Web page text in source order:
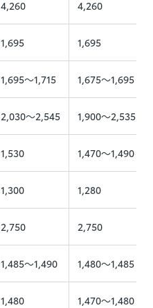
4,260 4,260
1,695 1,695
1,695〜1,715 1,675～1,695
2,030〜2,545 1,900〜2,535
1,530 1,470〜1,490
1,300 1,280
2,750 2,750
1,485〜1,490 1,480〜1,485
1,480 1,470〜1,480